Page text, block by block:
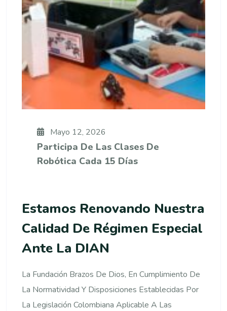
Mayo 12, 2026
Participa De Las Clases De
Robótica Cada 15 Días
Estamos Renovando Nuestra
Calidad De Régimen Especial
Ante La DIAN
La Fundación Brazos De Dios, En Cumplimiento De
La Normatividad Y Disposiciones Establecidas Por
La Legislación Colombiana Aplicable A Las